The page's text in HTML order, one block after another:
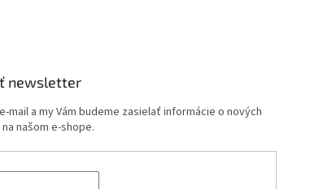
newsletter
mail a my Vám budeme zasielať informácie o nových
našom e-shope.